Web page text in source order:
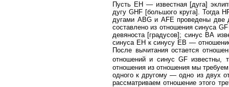
Пусть ЕH — известная [дуга]
дугу GHF [большого круга]. Тогда
дугами ABG и AFE проведены
составлено из отношения синуса
девяноста [градусов]; синус ВА
синуса ЕН к синусу ЕВ — отношение
После вычитания остается
отношений и синус GF известны,
отношения из отношения мы
одного к другому — одно из двух
рассматриваем отношение этого